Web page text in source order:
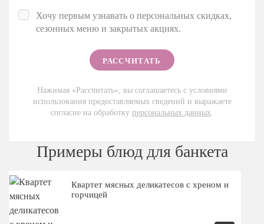
Хочу первым узнавать о персональных скидках,
сезонных меню и закрытых акциях.
Нажимая «Рассчитать», вы соглашаетесь с условиями
использования предоставляемых сведений и выражаете
согласие на обработку персональных данных.
Примеры блюд для банкета
Квартет мясных деликатесов с хреном и
горчицей